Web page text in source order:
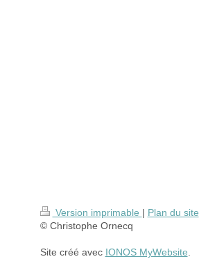
Version imprimable | Plan du site
© Christophe Ornecq
Site créé avec IONOS MyWebsite.